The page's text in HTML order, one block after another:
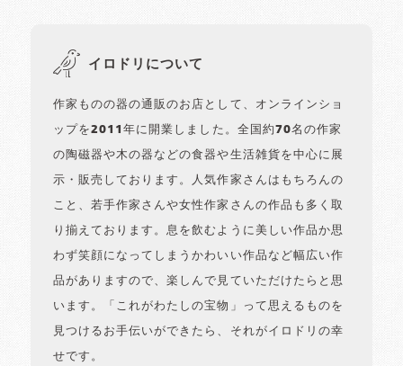
イロドリについて
作家ものの器の通販のお店として、オンラインショ
ップを2011年に開業しました。全国約70名の作家
の陶磁器や木の器などの食器や生活雑貨を中心に展
示・販売しております。人気作家さんはもちろんの
こと、若手作家さんや女性作家さんの作品も多く取
り揃えております。息を飲むように美しい作品か思
わず笑顔になってしまうかわいい作品など幅広い作
品がありますので、楽しんで見ていただけたらと思
います。「これがわたしの宝物」って思えるものを
見つけるお手伝いができたら、それがイロドリの幸
せです。